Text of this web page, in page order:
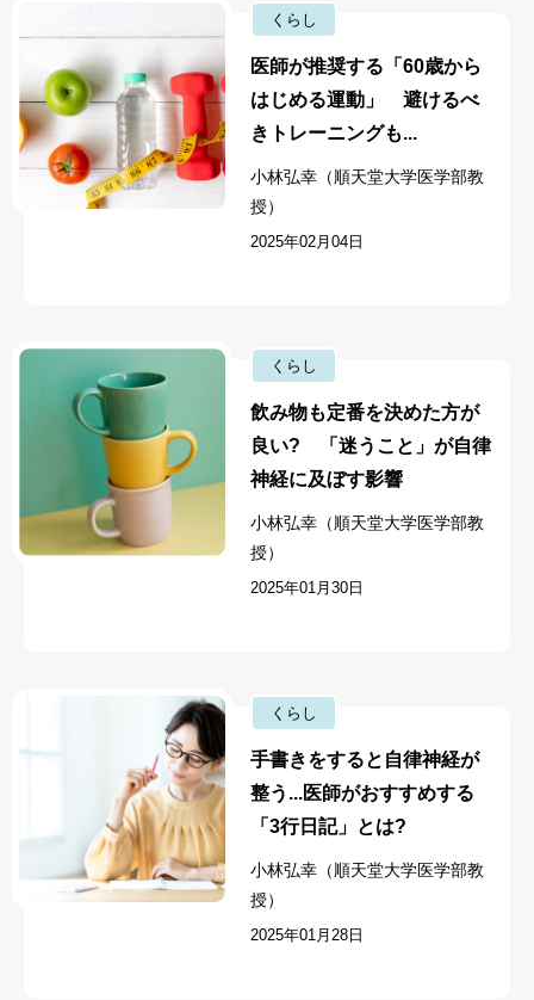
くらし
医師が推奨する「60歳から
はじめる運動」 避けるべ
きトレーニングも...
小林弘幸（順天堂大学医学部教
授）
2025年02月04日
くらし
飲み物も定番を決めた方が
良い? 「迷うこと」が自律
神経に及ぼす影響
小林弘幸（順天堂大学医学部教
授）
2025年01月30日
くらし
手書きをすると自律神経が
整う...医師がおすすめする
「3行日記」とは?
小林弘幸（順天堂大学医学部教
授）
2025年01月28日